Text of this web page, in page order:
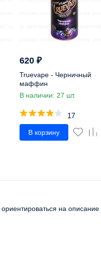
620 ₽
Truevape - Черничный
маффин
В наличии: 27 шт.
17
В корзину
на описание